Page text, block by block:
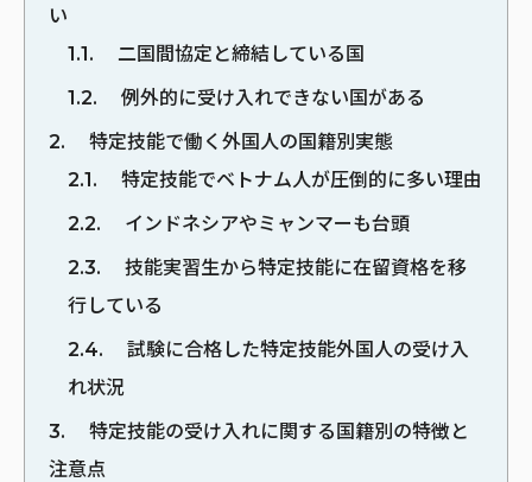
い
1.1
二国間協定と締結している国
1.2
例外的に受け入れできない国がある
2
特定技能で働く外国人の国籍別実態
2.1
特定技能でベトナム人が圧倒的に多い理由
2.2
インドネシアやミャンマーも台頭
2.3
技能実習生から特定技能に在留資格を移
行している
2.4
試験に合格した特定技能外国人の受け入
れ状況
3
特定技能の受け入れに関する国籍別の特徴と
注意点